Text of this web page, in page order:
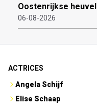
Oostenrijkse
06-08-2026
ACTRICES
Angela Schijf
Elise Schaap